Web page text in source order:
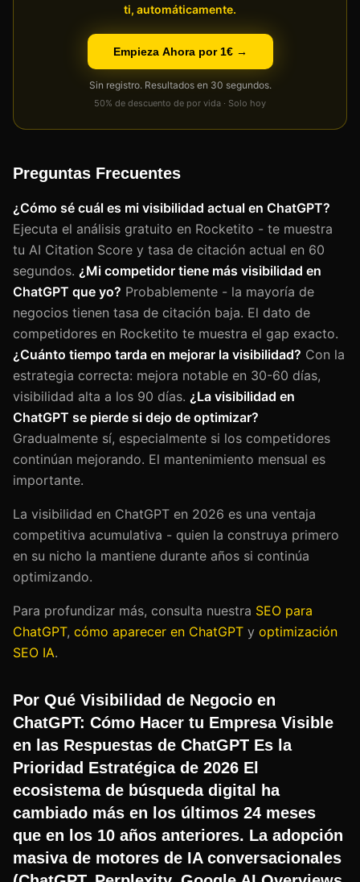
ti, automáticamente.
Empieza Ahora por 1€ →
Sin registro. Resultados en 30 segundos.
50% de descuento de por vida · Solo hoy
Preguntas Frecuentes
¿Cómo sé cuál es mi visibilidad actual en ChatGPT?
Ejecuta el análisis gratuito en Rocketito - te muestra
tu AI Citation Score y tasa de citación actual en 60
segundos. ¿Mi competidor tiene más visibilidad en
ChatGPT que yo? Probablemente - la mayoría de
negocios tienen tasa de citación baja. El dato de
competidores en Rocketito te muestra el gap exacto.
¿Cuánto tiempo tarda en mejorar la visibilidad? Con la
estrategia correcta: mejora notable en 30-60 días,
visibilidad alta a los 90 días. ¿La visibilidad en
ChatGPT se pierde si dejo de optimizar?
Gradualmente sí, especialmente si los competidores
continúan mejorando. El mantenimiento mensual es
importante.
La visibilidad en ChatGPT en 2026 es una ventaja
competitiva acumulativa - quien la construya primero
en su nicho la mantiene durante años si continúa
optimizando.
Para profundizar más, consulta nuestra SEO para
ChatGPT, cómo aparecer en ChatGPT y optimización
SEO IA.
Por Qué Visibilidad de Negocio en
ChatGPT: Cómo Hacer tu Empresa Visible
en las Respuestas de ChatGPT Es la
Prioridad Estratégica de 2026 El
ecosistema de búsqueda digital ha
cambiado más en los últimos 24 meses
que en los 10 años anteriores. La adopción
masiva de motores de IA conversacionales